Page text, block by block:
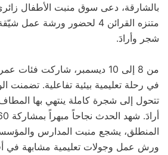
بالشارقة، دعى سوق منبت الأطفال
متنزه القرائن 4 لحضور ورشة
شجر وأرادَ.
في رحلة تعليمية بيئية تفاعلية. تضمنت
تتحول إلى شجرة كاملة ينتهي بها
المنطلق، يشجع منبت المدارس
ورش عمل وجولات تعليمية مشابهة